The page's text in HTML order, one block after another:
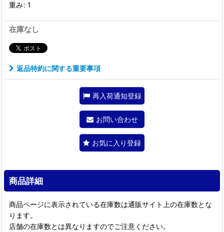
重み: 1
在庫なし
返品特約に関する重要事項
再入荷通知登録
お問い合わせ
お気に入り登録
商品詳細
商品ページに表示されている在庫数は通販サイト上の在庫数とな
ります。
店舗の在庫数とは異なりますのでご注意ください。